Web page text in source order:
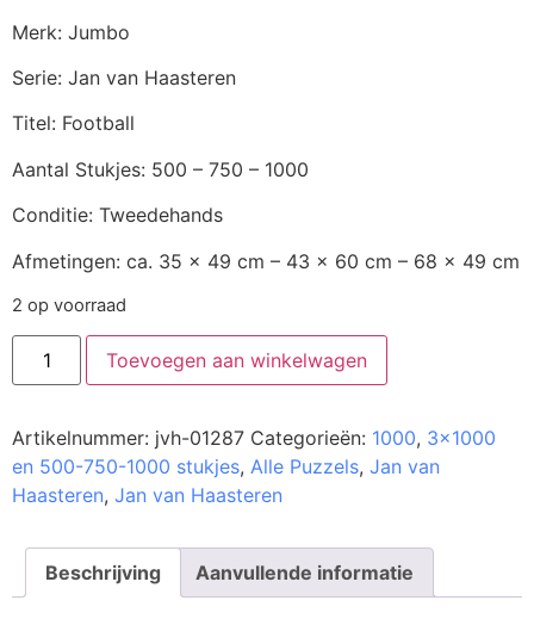
Merk: Jumbo
Serie: Jan van Haasteren
Titel: Football
Aantal Stukjes: 500 – 750 – 1000
Conditie: Tweedehands
Afmetingen: ca. 35 x 49 cm – 43 x 60 cm – 68 x 49 cm
2 op voorraad
Toevoegen aan winkelwagen
Artikelnummer: jvh-01287 Categorieën: 1000, 3x1000
en 500-750-1000 stukjes, Alle Puzzels, Jan van
Haasteren, Jan van Haasteren
Beschrijving Aanvullende informatie